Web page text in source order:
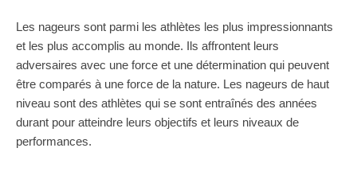
Les nageurs sont parmi les athlètes les plus impressionnants
et les plus accomplis au monde. Ils affrontent leurs
adversaires avec une force et une détermination qui peuvent
être comparés à une force de la nature. Les nageurs de haut
niveau sont des athlètes qui se sont entraînés des années
durant pour atteindre leurs objectifs et leurs niveaux de
performances.